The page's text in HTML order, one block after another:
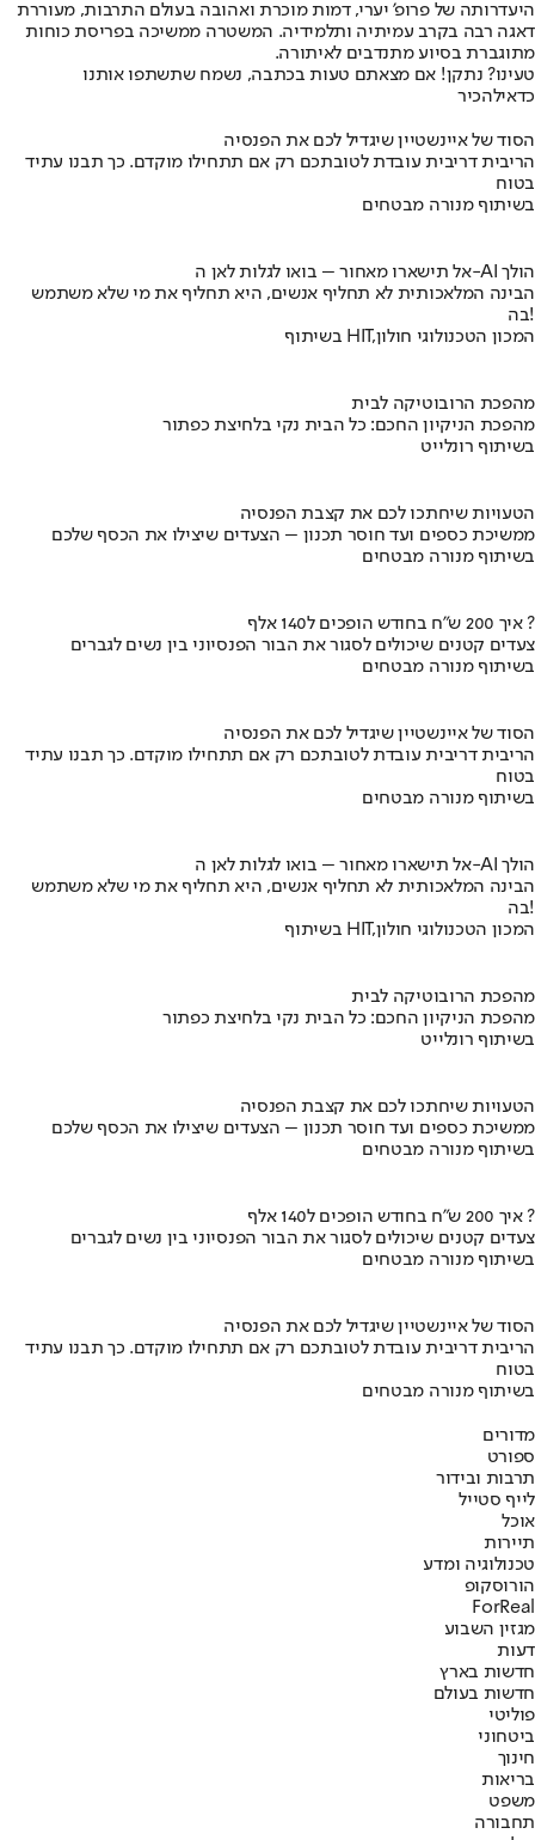
היעדרותה של פרופ’ יערי, דמות מוכרת ואהובה בעולם התרבות, מעוררת
דאגה רבה בקרב עמיתיה ותלמידיה. המשטרה ממשיכה בפריסת כוחות
מתוגברת בסיוע מתנדבים לאיתורה.
טעינו? נתקן! אם מצאתם טעות בכתבה, נשמח שתשתפו אותנו
כדאילהכיר
הסוד של איינשטיין שיגדיל לכם את הפנסיה
הריבית דריבית עובדת לטובתכם רק אם תתחילו מוקדם. כך תבנו עתיד
בטוח
בשיתוף מנורה מבטחים
אל תישארו מאחור – בואו לגלות לאן ה-AI הולך
הבינה המלאכותית לא תחליף אנשים, היא תחליף את מי שלא משתמש
בה!
בשיתוף HIT,המכון הטכנולוגי חולון
מהפכת הרובוטיקה לבית
מהפכת הניקיון החכם: כל הבית נקי בלחיצת כפתור
בשיתוף רונלייט
הטעויות שיחתכו לכם את קצבת הפנסיה
ממשיכת כספים ועד חוסר תכנון – הצעדים שיצילו את הכסף שלכם
בשיתוף מנורה מבטחים
איך 200 ש"ח בחודש הופכים ל140 אלף ?
צעדים קטנים שיכולים לסגור את הבור הפנסיוני בין נשים לגברים
בשיתוף מנורה מבטחים
הסוד של איינשטיין שיגדיל לכם את הפנסיה
הריבית דריבית עובדת לטובתכם רק אם תתחילו מוקדם. כך תבנו עתיד
בטוח
בשיתוף מנורה מבטחים
אל תישארו מאחור – בואו לגלות לאן ה-AI הולך
הבינה המלאכותית לא תחליף אנשים, היא תחליף את מי שלא משתמש
בה!
בשיתוף HIT,המכון הטכנולוגי חולון
מהפכת הרובוטיקה לבית
מהפכת הניקיון החכם: כל הבית נקי בלחיצת כפתור
בשיתוף רונלייט
הטעויות שיחתכו לכם את קצבת הפנסיה
ממשיכת כספים ועד חוסר תכנון – הצעדים שיצילו את הכסף שלכם
בשיתוף מנורה מבטחים
איך 200 ש"ח בחודש הופכים ל140 אלף ?
צעדים קטנים שיכולים לסגור את הבור הפנסיוני בין נשים לגברים
בשיתוף מנורה מבטחים
הסוד של איינשטיין שיגדיל לכם את הפנסיה
הריבית דריבית עובדת לטובתכם רק אם תתחילו מוקדם. כך תבנו עתיד
בטוח
בשיתוף מנורה מבטחים
מדורים
ספורט
תרבות ובידור
לייף סטייל
אוכל
תיירות
טכנולוגיה ומדע
הורוסקופ
ForReal
מגזין השבוע
דעות
חדשות בארץ
חדשות בעולם
פוליטי
ביטחוני
חינוך
בריאות
משפט
תחבורה